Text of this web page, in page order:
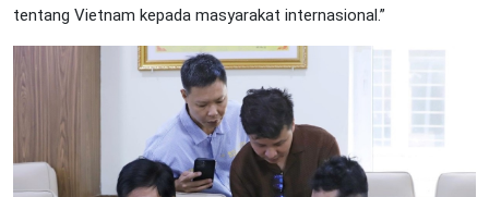
tentang Vietnam kepada masyarakat internasional.”